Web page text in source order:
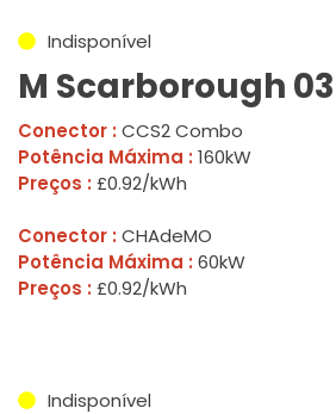
Indisponível
M Scarborough 03
Conector : CCS2 Combo
Potência Máxima : 160kW
Preços : £0.92/kWh
Conector : CHAdeMO
Potência Máxima : 60kW
Preços : £0.92/kWh
Indisponível